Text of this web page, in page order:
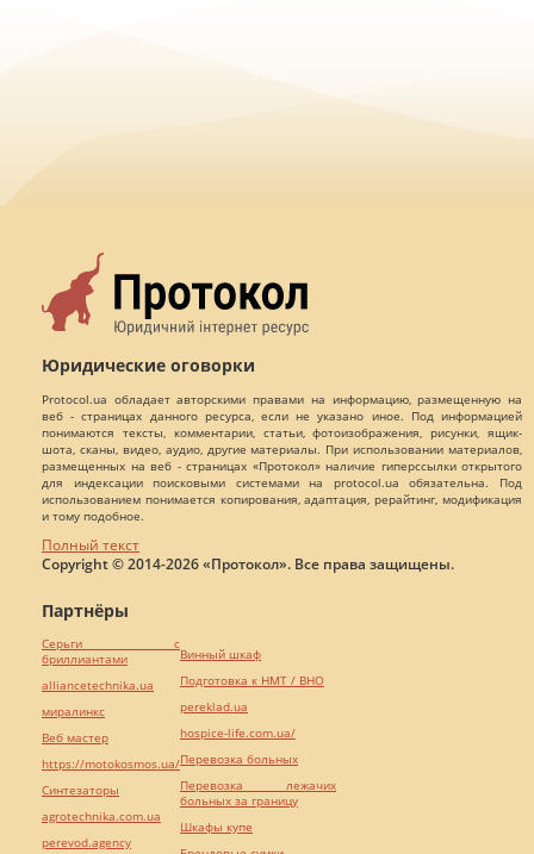
Юридические оговорки
Protocol.ua обладает авторскими правами на информацию, размещенную на
веб - страницах данного ресурса, если не указано иное. Под информацией
понимаются тексты, комментарии, статьи, фотоизображения, рисунки, ящик-
шота, сканы, видео, аудио, другие материалы. При использовании материалов,
размещенных на веб - страницах «Протокол» наличие гиперссылки открытого
для индексации поисковыми системами на protocol.ua обязательна. Под
использованием понимается копирования, адаптация, рерайтинг, модификация
и тому подобное.
Полный текст
Copyright © 2014-2026 «Протокол». Все права защищены.
Партнёры
Серьги с
бриллиантами
alliancetechnika.ua
миралинкс
Веб мастер
https://motokosmos.ua/
Синтезаторы
agrotechnika.com.ua
perevod.agency
Винный шкаф
Подготовка к НМТ / ВНО
pereklad.ua
hospice-life.com.ua/
Перевозка больных
Перевозка лежачих
больных за границу
Шкафы купе